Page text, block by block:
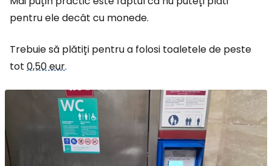
pentru ele decât cu monede.
Trebuie să plătiți pentru a folosi toaletele de peste
tot 0,50 eur.